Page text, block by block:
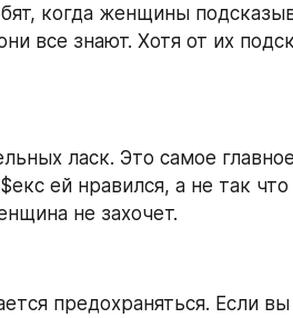
когда женщины
все знают. Хотя от их
ласк. Это самое
ей нравился, а не так
не захочет.
предохраняться. Если